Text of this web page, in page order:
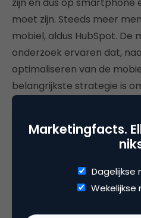
moet zijn. Steeds meer
mobiel, aldus HubSpot. De
onderzoek ervaren dat,
optimaliseren van de
belangrijkste strategie is
performance van hun
Voor B2B-
steeds
Marketingfacts.
Dagelijkse
Wekelijkse